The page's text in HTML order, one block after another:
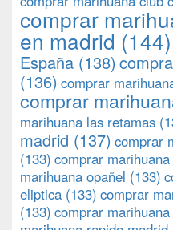
comprar
en madrid (144)
España (138)
(136) comprar
comprar
marihuana las retamas
madrid (137) comprar
(133) comprar
marihuana opañel (133)
eliptica (133) comprar
(133) comprar